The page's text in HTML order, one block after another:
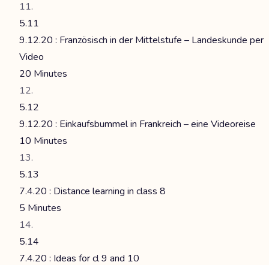
5.11
9.12.20 : Französisch in der Mittelstufe – Landeskunde per
Video
20 Minutes
5.12
9.12.20 : Einkaufsbummel in Frankreich – eine Videoreise
10 Minutes
5.13
7.4.20 : Distance learning in class 8
5 Minutes
5.14
7.4.20 : Ideas for cl 9 and 10